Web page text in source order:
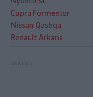
Cupra Formentor
Nissan Qashqai
Renault Arkana